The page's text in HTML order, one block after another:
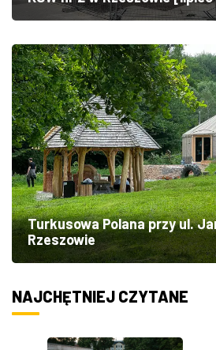
Turkusowa Polana przy ul.
Rzeszowie
NAJCHĘTNIEJ CZYTANE